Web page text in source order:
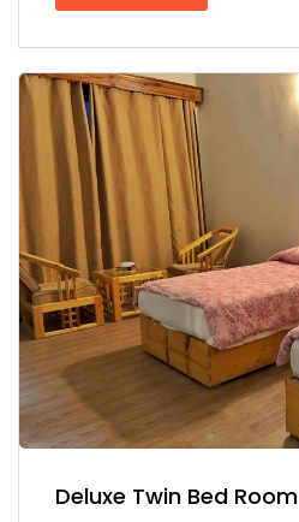
Deluxe Twin Bed Room